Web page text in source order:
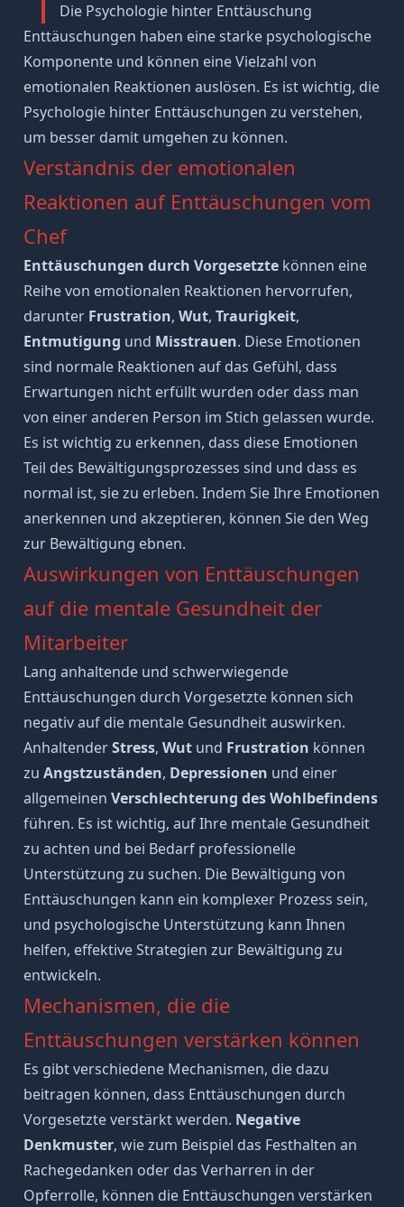
Die Psychologie hinter Enttäuschung
Enttäuschungen haben eine starke psychologische
Komponente und können eine Vielzahl von
emotionalen Reaktionen auslösen. Es ist wichtig, die
Psychologie hinter Enttäuschungen zu verstehen,
um besser damit umgehen zu können.
Verständnis der emotionalen
Reaktionen auf Enttäuschungen vom
Chef
Enttäuschungen durch Vorgesetztekönnen eine
Reihe von emotionalen Reaktionen hervorrufen,
darunter Frustration, Wut, Traurigkeit,
Entmutigung und Misstrauen. Diese Emotionen
sind normale Reaktionen auf das Gefühl, dass
Erwartungen nicht erfüllt wurden oder dass man
von einer anderen Person im Stich gelassen wurde.
Es ist wichtig zu erkennen, dass diese Emotionen
Teil des Bewältigungsprozesses sind und dass es
normal ist, sie zu erleben. Indem Sie Ihre Emotionen
anerkennen und akzeptieren, können Sie den Weg
zur Bewältigung ebnen.
Auswirkungen von Enttäuschungen
auf die mentale Gesundheit der
Mitarbeiter
Lang anhaltende und schwerwiegende
Enttäuschungen durch Vorgesetzte können sich
negativ auf die mentale Gesundheit auswirken.
AnhaltenderStress, Wutund Frustration können
zu Angstzuständen, Depressionen und einer
allgemeinen Verschlechterung desWohlbefindens
führen. Es ist wichtig, auf Ihre mentale Gesundheit
zu achten und bei Bedarf professionelle
Unterstützung zu suchen. Die Bewältigung von
Enttäuschungen kann ein komplexer Prozess sein,
und psychologische Unterstützung kann Ihnen
helfen, effektive Strategien zur Bewältigung zu
entwickeln.
Mechanismen, die die
Enttäuschungen verstärken können
Es gibt verschiedene Mechanismen, die dazu
beitragen können, dass Enttäuschungen durch
Vorgesetzte verstärkt werden. Negative
Denkmuster, wie zum Beispiel das Festhalten an
Rachegedanken oder das Verharren in der
Opferrolle, können die Enttäuschungen verstärken